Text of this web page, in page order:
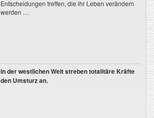
Entscheidungen treffen, die ihr Leben verändern
werden …
In der westlichen Welt streben totalitäre Kräfte
den Umsturz an.